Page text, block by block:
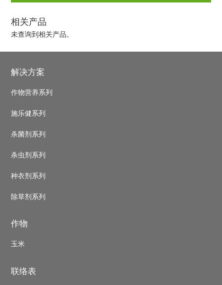
相关产品
未查询到相关产品。
Footer
解决方案
作物营养系列
施乐健系列
杀菌剂系列
杀虫剂系列
种衣剂系列
除草剂系列
作物
玉米
联络表